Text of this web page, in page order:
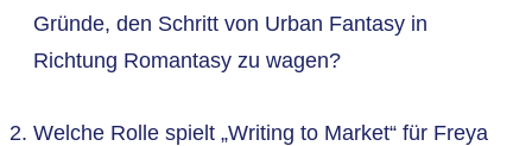
Gründe, den Schritt von Urban Fantasy in
Richtung Romantasy zu wagen?
Welche Rolle spielt „Writing to Market“ für Freya